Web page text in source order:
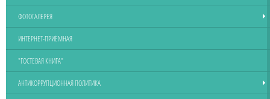
ФОТОГАЛЕРЕЯ
ИНТЕРНЕТ-ПРИЁМНАЯ
"ГОСТЕВАЯ КНИГА"
АНТИКОРРУПЦИОННАЯ ПОЛИТИКА